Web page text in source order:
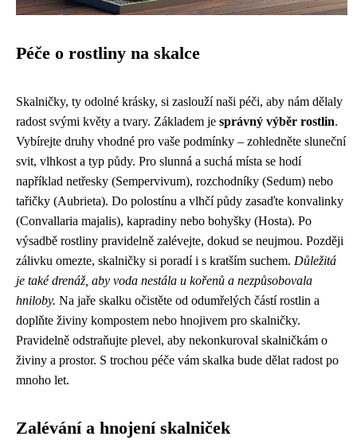
Péče o rostliny na skalce
Skalničky, ty odolné krásky, si zaslouží naši péči, aby nám dělaly
radost svými květy a tvary. Základem je správný výběr rostlin.
Vybírejte druhy vhodné pro vaše podmínky – zohledněte sluneční
svit, vlhkost a typ půdy. Pro slunná a suchá místa se hodí
například netřesky (Sempervivum), rozchodníky (Sedum) nebo
tařičky (Aubrieta). Do polostínu a vlhčí půdy zasaďte konvalinky
(Convallaria majalis), kapradiny nebo bohyšky (Hosta). Po
výsadbě rostliny pravidelně zalévejte, dokud se neujmou. Později
zálivku omezte, skalničky si poradí i s kratším suchem. Důležitá
je také drenáž, aby voda nestála u kořenů a nezpůsobovala
hniloby. Na jaře skalku očistěte od odumřelých částí rostlin a
doplňte živiny kompostem nebo hnojivem pro skalničky.
Pravidelně odstraňujte plevel, aby nekonkuroval skalničkám o
živiny a prostor. S trochou péče vám skalka bude dělat radost po
mnoho let.
Zalévání a hnojení skalniček